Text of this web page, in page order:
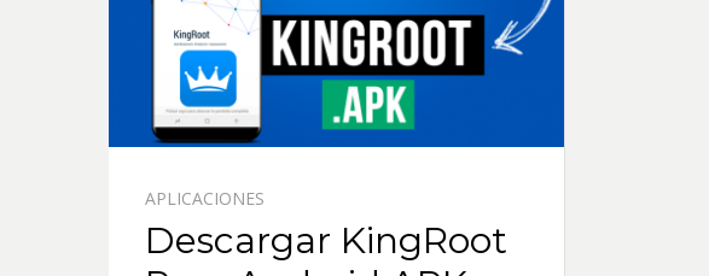
APLICACIONES
Descargar KingRoot